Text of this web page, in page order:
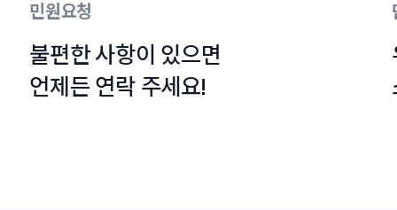
민원요청
불편한 사항이 있으면
언제든 연락 주세요!